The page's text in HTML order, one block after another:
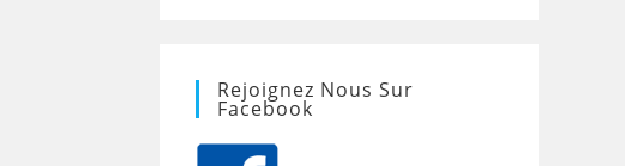
Rejoignez Nous Sur
Facebook